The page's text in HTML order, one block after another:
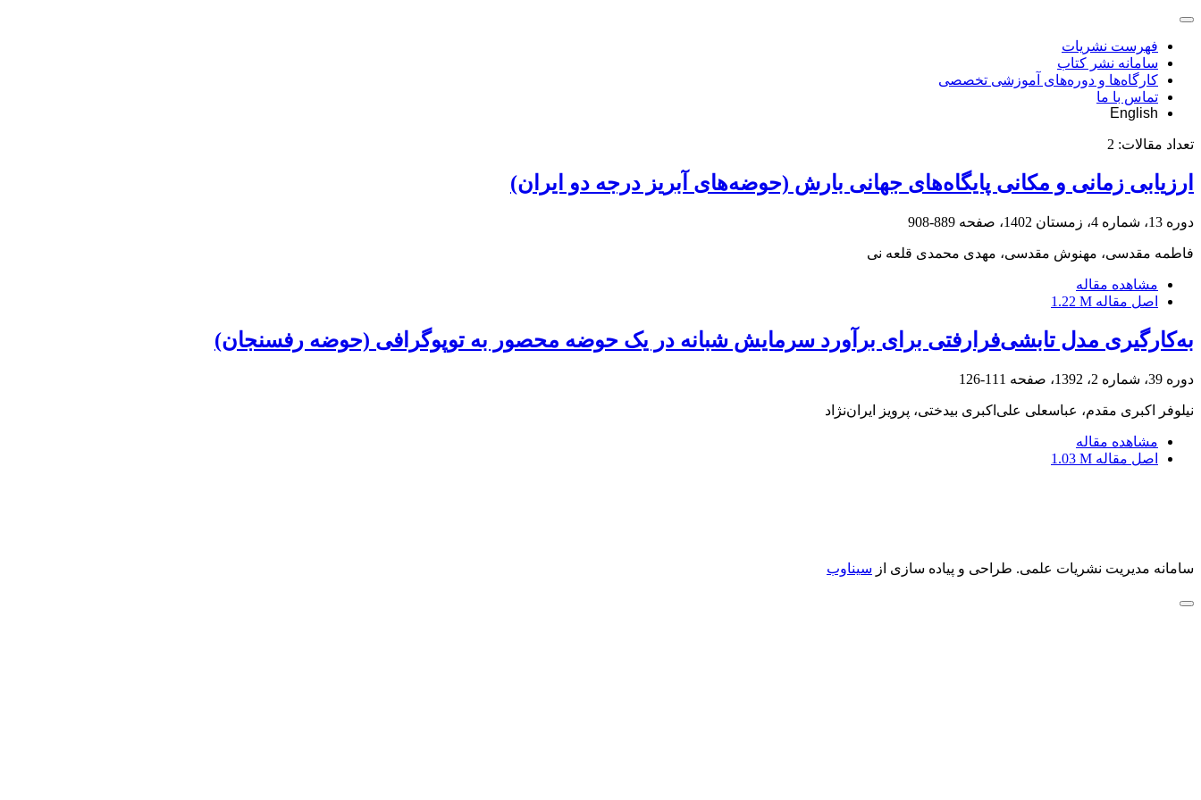
فهرست نشریات
سامانه نشر کتاب
کارگاه‌ها و دوره‌های آموزشی تخصصی
تماس با ما
English
تعداد مقالات: 2
ارزیابی زمانی و مکانی پایگاه‌های جهانی بارش (حوضه‌های آبریز درجه دو ایران)
دوره 13، شماره 4، زمستان 1402، صفحه 889-908
فاطمه مقدسی، مهنوش مقدسی، مهدی محمدی قلعه نی
مشاهده مقاله
اصل مقاله 1.22 M
به‌‌کارگیری مدل تابشی‌فرارفتی برای برآورد سرمایش شبانه در یک حوضه محصور به توپوگرافی (حوضه رفسنجان)
دوره 39، شماره 2، 1392، صفحه 111-126
نیلوفر اکبری مقدم، عباسعلی علی‌اکبری بیدختی، پرویز ایران‌نژاد
مشاهده مقاله
اصل مقاله 1.03 M
سامانه مدیریت نشریات علمی. طراحی و پیاده سازی از سیناوب